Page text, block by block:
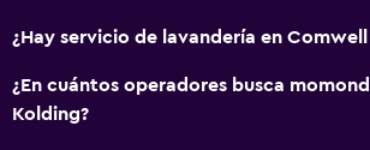
Mesa de billar
Servicios y facilidades
¿Hay servicio de lavandería en
¿En cuántos operadores busca
Kolding?